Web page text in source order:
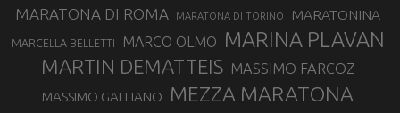
MARATONA DI ROMA MARATONA DI TORINO MARATONINA
MARCELLA BELLETTI MARCO OLMO MARINA PLAVAN
MARTIN DEMATTEIS MASSIMO FARCOZ
MASSIMO GALLIANO MEZZA MARATONA